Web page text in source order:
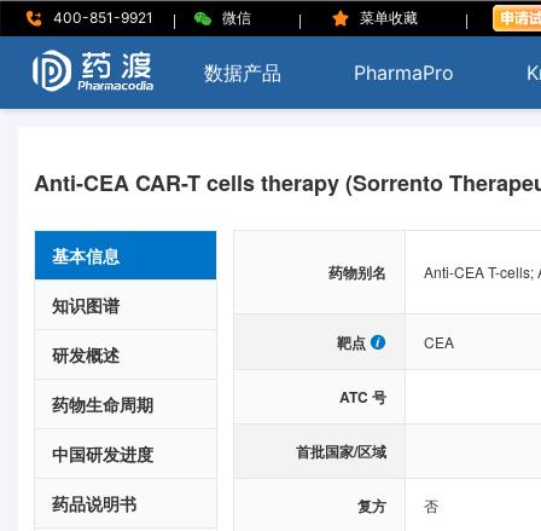
400-851-9921 | 微信 | 菜单收藏 |
数据产品 PharmaPro
Anti-CEA CAR-T cells therapy (Sorrento
基本信息
知识图谱
研发概述
药物生命周期
中国研发进度
药品说明书
药物别名 Anti-CEA T-cells;
靶点 CEA
ATC 号
首批国家/区域
复方 否